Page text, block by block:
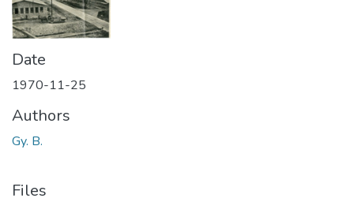
Date
1970-11-25
Authors
Gy. B.
Files